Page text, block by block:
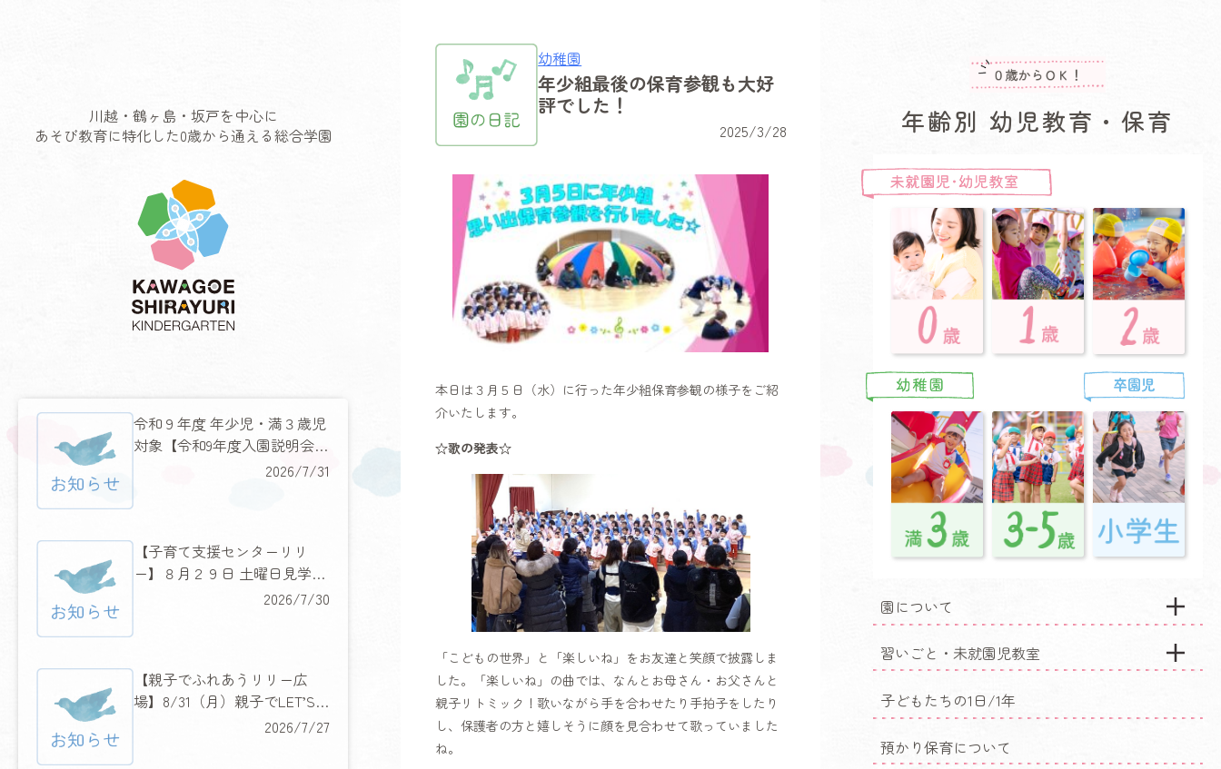
年齢別 幼児教育・保育
園について
習いごと・未就園児教室
子どもたちの1日/1年
預かり保育について
川越・鶴ヶ島・坂戸を中心に
あそび教育に特化した0歳から通える総合学園
令和９年度 年少児・満３歳児
対象【令和9年度入園説明会の
2026/7/31
【子育て支援センターリリ
ー】８月２９日 土曜日見学説
明会＆みんなに人気のあのキ
2026/7/30
【親子でふれあうリリー広
場】8/31（月）親子でLET’S
2026/7/27
幼稚園
年少組最後の保育参観も大好
評でした！
2025/3/28
本日は３月５日（水）に行った年少組保育参観の様子をご紹
介いたします。
☆歌の発表☆
「こどもの世界」と「楽しいね」をお友達と笑顔で披露しま
した。「楽しいね」の曲では、なんとお母さん・お父さんと
親子リトミック！歌いながら手を合わせたり手拍子をしたり
し、保護者の方と嬉しそうに顔を見合わせて歌っていました
ね。